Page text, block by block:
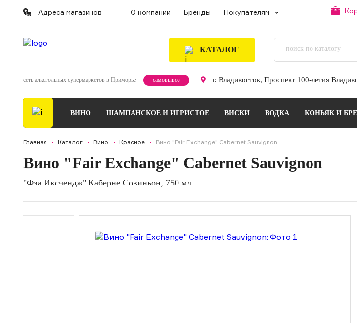
Адреса магазинов О компании Бренды Покупателям
КАТАЛОГ
сеть алкогольных супермаркетов в Приморье самовывоз г. Владивосток, Проспект 100-летия
ВИНО ШАМПАНСКОЕ И ИГРИСТОЕ ВИСКИ ВОДКА КОНЬЯК И
Главная Каталог Вино Красное Вино "Fair Exchange" Cabernet Sauvignon
Вино "Fair Exchange" Cabernet Sauvignon
"Фэа Иксчендж" Каберне Совиньон, 750 мл